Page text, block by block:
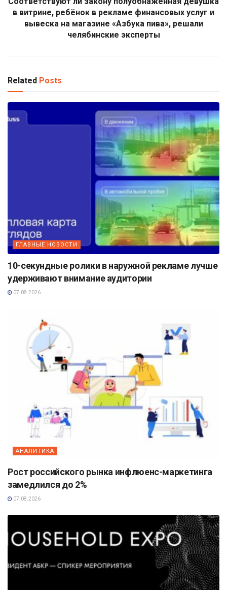
в витрине, ребёнок в рекламе финансовых услуг и
вывеска на магазине «Азбука пива», решали
челябинские эксперты
Related Posts
ГЛАВНЫЕ НОВОСТИ
10-секундные ролики в наружной рекламе лучше
удерживают внимание аудитории
07.08.2026
АНАЛИТИКА
Рост российского рынка инфлюенс-маркетинга
замедлился до 2%
07.08.2026